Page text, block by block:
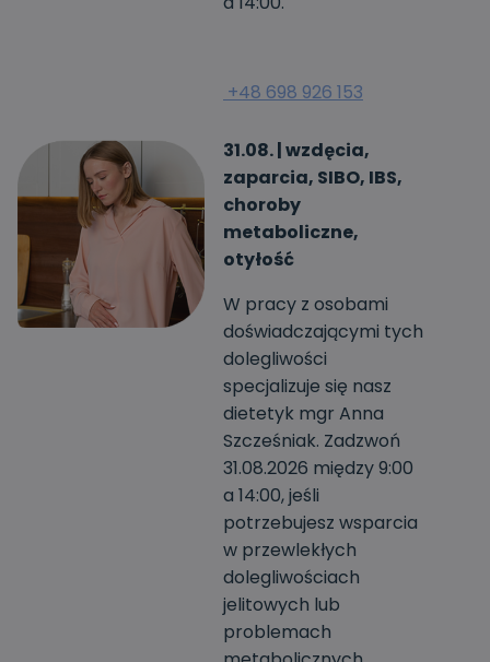
+48 698 926 153
31.08. | wzdęcia,
zaparcia, SIBO, IBS,
choroby
metaboliczne,
otyłość
W pracy z osobami
doświadczającymi tych
dolegliwości
specjalizuje się nasz
dietetyk mgr Anna
Szcześniak. Zadzwoń
31.08.2026 między 9:00
a 14:00, jeśli
potrzebujesz wsparcia
w przewlekłych
dolegliwościach
jelitowych lub
problemach